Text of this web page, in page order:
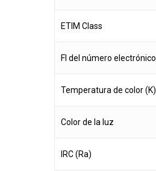
ETIM Class
FI del número electrónico
Temperatura de color (K)
Color de la luz
IRC (Ra)